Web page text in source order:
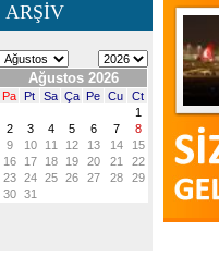
ARŞİV